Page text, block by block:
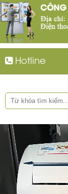
Hotline